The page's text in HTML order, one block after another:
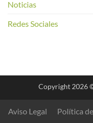
Noticias
Redes Sociales
Copyright 2026
Aviso Legal Política